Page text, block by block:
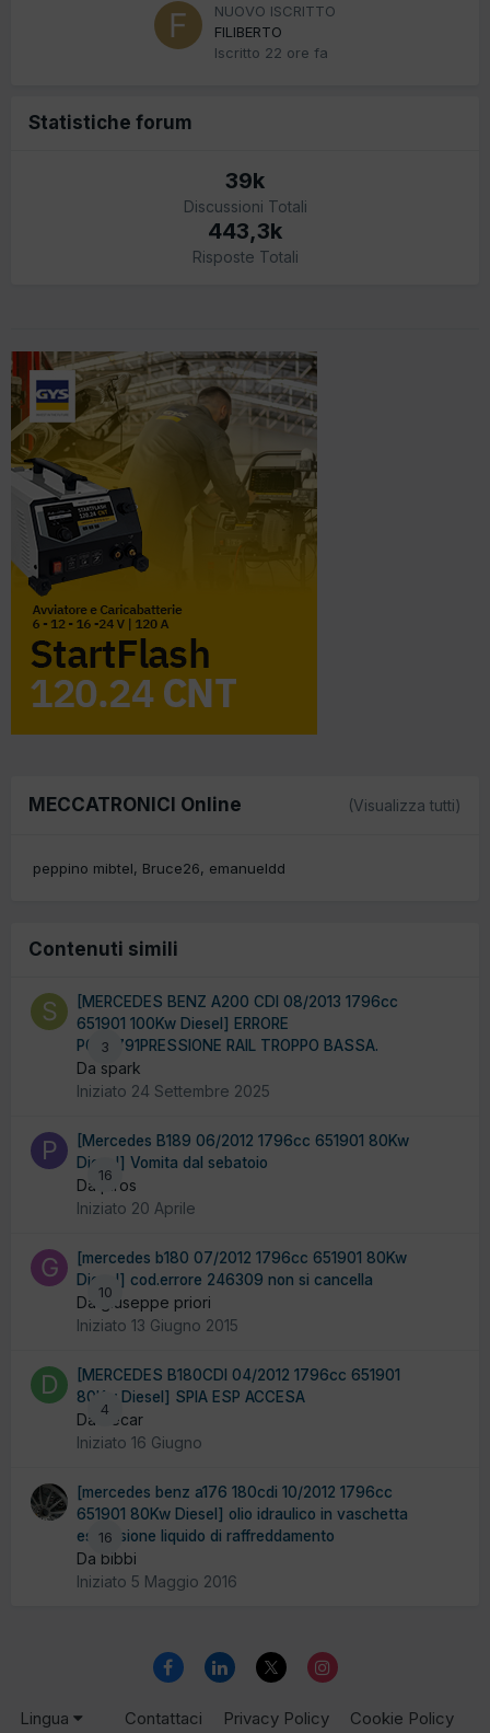
NUOVO ISCRITTO
FILIBERTO
Iscritto 22 ore fa
Statistiche forum
39k
Discussioni Totali
443,3k
Risposte Totali
MECCATRONICI Online (Visualizza tutti)
peppino mibtel Bruce26 emanueldd
Contenuti simili
3
[MERCEDES BENZ A200 CDI 08/2013 1796cc
651901 100Kw Diesel] ERRORE
P008791PRESSIONE RAIL TROPPO BASSA.
Da spark
Iniziato 24 Settembre 2025
16
[Mercedes B189 06/2012 1796cc 651901 80Kw
Diesel] Vomita dal sebatoio
Da piros
Iniziato 20 Aprile
10
[mercedes b180 07/2012 1796cc 651901 80Kw
Diesel] cod.errore 246309 non si cancella
Da giuseppe priori
Iniziato 13 Giugno 2015
4
[MERCEDES B180CDI 04/2012 1796cc 651901
80Kw Diesel] SPIA ESP ACCESA
Da decar
Iniziato 16 Giugno
16
[mercedes benz a176 180cdi 10/2012 1796cc
651901 80Kw Diesel] olio idraulico in vaschetta
espansione liquido di raffreddamento
Da bibbi
Iniziato 5 Maggio 2016
Lingua Contattaci Privacy Policy
Cookie Policy